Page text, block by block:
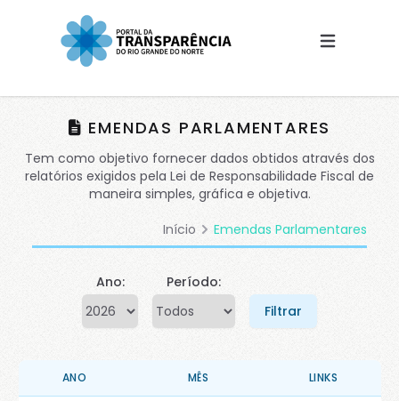
EMENDAS PARLAMENTARES
Tem como objetivo fornecer dados obtidos através dos
relatórios exigidos pela Lei de Responsabilidade Fiscal de
maneira simples, gráfica e objetiva.
Início
Emendas Parlamentares
Ano:
Período:
Filtrar
ANO MÊS LINKS